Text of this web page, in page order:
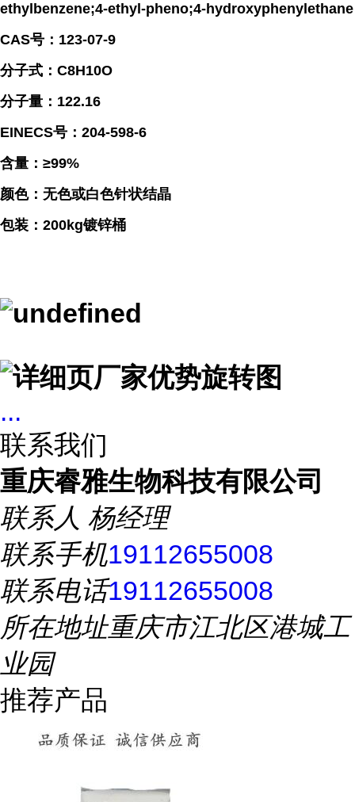
ethylbenzene;4-ethyl-pheno;4-hydroxyphenylethane
CAS号：123-07-9
分子式：C8H10O
分子量：122.16
EINECS号：204-598-6
含量：≥99%
颜色：无色或白色针状结晶
包装：200kg镀锌桶
...
联系我们
重庆睿雅生物科技有限公司
联系人 杨经理
联系手机19112655008
联系电话19112655008
所在地址重庆市江北区港城工
业园
推荐产品